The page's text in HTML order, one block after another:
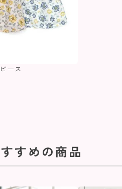
ース
すめの商品